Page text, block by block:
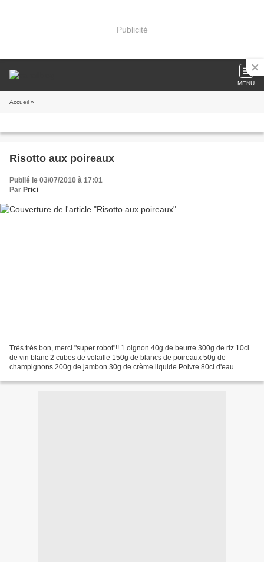
Publicité
MENU
Accueil »
Risotto aux poireaux
Publié le 03/07/2010 à 17:01
Par Prici
Très très bon, merci "super robot"!! 1 oignon 40g de beurre 300g de riz 10cl
de vin blanc 2 cubes de volaille 150g de blancs de poireaux 50g de
champignons 200g de jambon 30g de crème liquide Poivre 80cl d'eau.